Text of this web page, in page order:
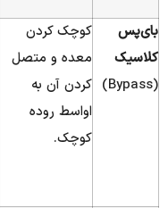
بای‌پس
کلاسیک
(Bypass)
کوچک کردن
معده و متصل
کردن آن به
اواسط روده
کوچک.